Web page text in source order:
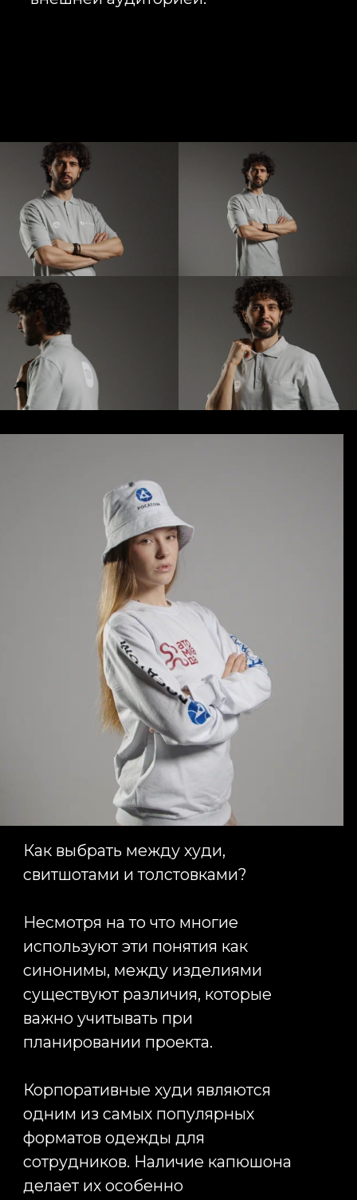
логотипом, как инвестиция в
Решение заказать корпоративную
одежду редко принимается
исключительно из соображений
внешнего вида. Гораздо чаще
речь идет о комплексной
инвестиции в развитие бизнеса.
Качественная брендированная
одежда помогает укреплять
корпоративную культуру,
повышать вовлеченность
сотрудников, поддерживать HR-
бренд и создавать единый
стандарт визуальной
коммуникации. Для клиентов она
становится подтверждением
системного подхода компании, а
дополнительным фактором
команде.
Именно поэтому производство
профессионального подхода на
всех этапах реализации проекта:
качества готовых изделий.
чтобы мы приступили
к реализации вашей
рекламной кампании уже
завтра
Вы точно получите приятное